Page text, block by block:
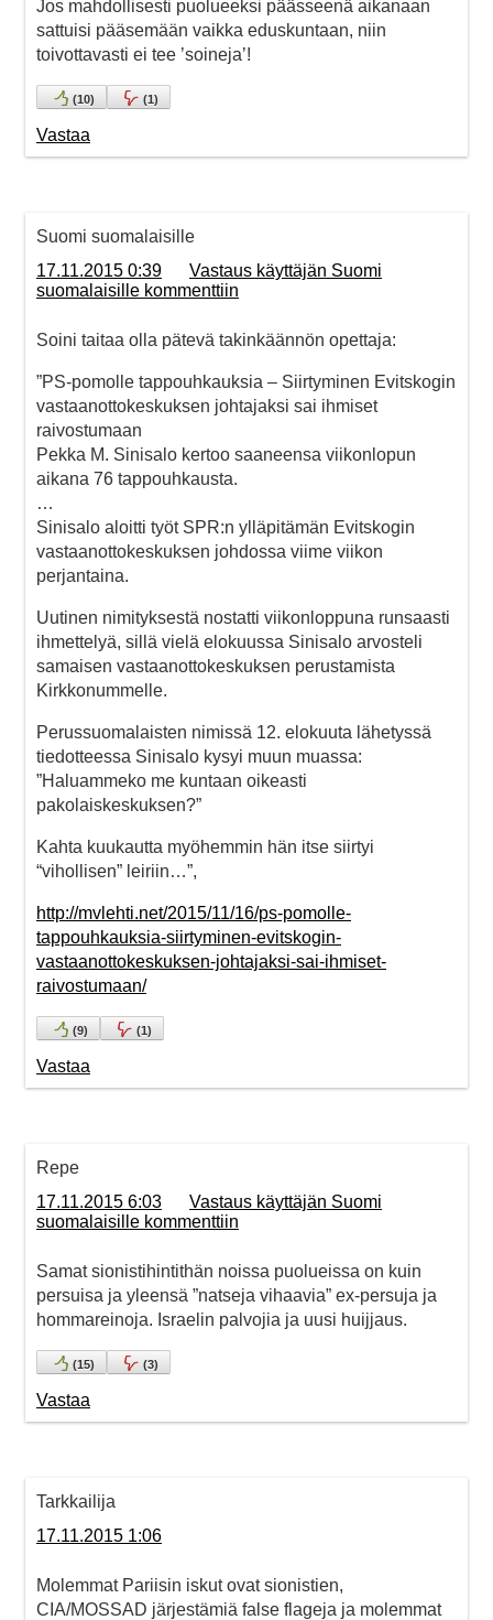
Jos mahdollisesti puolueeksi päässeenä aikanaan
sattuisi pääsemään vaikka eduskuntaan, niin
toivottavasti ei tee ’soineja’!
(10) (1)
Vastaa
Suomi suomalaisille
17.11.2015 0:39
Vastaus käyttäjän Suomi
suomalaisille kommenttiin
Soini taitaa olla pätevä takinkäännön opettaja:
”PS-pomolle tappouhkauksia – Siirtyminen Evitskogin
vastaanottokeskuksen johtajaksi sai ihmiset
raivostumaan
Pekka M. Sinisalo kertoo saaneensa viikonlopun
aikana 76 tappouhkausta.
…
Sinisalo aloitti työt SPR:n ylläpitämän Evitskogin
vastaanottokeskuksen johdossa viime viikon
perjantaina.
Uutinen nimityksestä nostatti viikonloppuna runsaasti
ihmettelyä, sillä vielä elokuussa Sinisalo arvosteli
samaisen vastaanottokeskuksen perustamista
Kirkkonummelle.
Perussuomalaisten nimissä 12. elokuuta lähetyssä
tiedotteessa Sinisalo kysyi muun muassa:
”Haluammeko me kuntaan oikeasti
pakolaiskeskuksen?”
Kahta kuukautta myöhemmin hän itse siirtyi
“vihollisen” leiriin…”,
http://mvlehti.net/2015/11/16/ps-pomolle-
tappouhkauksia-siirtyminen-evitskogin-
vastaanottokeskuksen-johtajaksi-sai-ihmiset-
raivostumaan/
(9) (1)
Vastaa
Repe
17.11.2015 6:03
Vastaus käyttäjän Suomi
suomalaisille kommenttiin
Samat sionistihintithän noissa puolueissa on kuin
persuisa ja yleensä ”natseja vihaavia” ex-persuja ja
hommareinoja. Israelin palvojia ja uusi huijjaus.
(15) (3)
Vastaa
Tarkkailija
17.11.2015 1:06
Molemmat Pariisin iskut ovat sionistien,
CIA/MOSSAD järjestämiä false flageja ja molemmat